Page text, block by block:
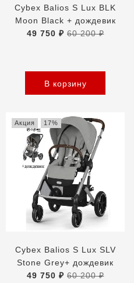
Cybex Balios S Lux BLK
Moon Black + дождевик
49 750 ₽ 60 200 ₽
В корзину
Акция 17%
Cybex Balios S Lux SLV
Stone Grey+ дождевик
49 750 ₽ 60 200 ₽